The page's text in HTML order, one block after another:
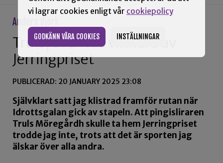
vi lagrar cookies enligt vår cookiepolicy
GODKÄNN VÅRA COOKIES INSTÄLLNINGAR
Anders Björk
Truls, oväntad vinnare av
Jerringpriset
PUBLICERAD: 20 JANUARY 2025 23:08
Självklart satt jag klistrad framför rutan när
Idrottsgalan gick av stapeln. Att pingisliraren
Truls Möregårdh skulle ta hem Jerringpriset
trodde jag inte, trots att det är sporten jag
älskar över alla andra.